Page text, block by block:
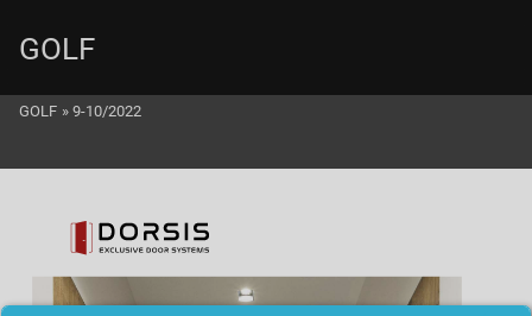
GOLF
GOLF » 9-10/2022